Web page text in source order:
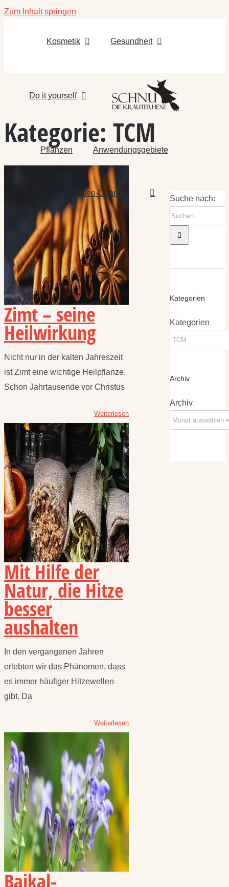
Zum Inhalt springen
Kosmetik Gesundheit
Do it yourself
Pflanzen Anwendungsgebiete
Video-Channel
Kategorie: TCM
Zimt – seine
Heilwirkung
Nicht nur in der kalten Jahreszeit
ist Zimt eine wichtige Heilpflanze.
Schon Jahrtausende vor Christus
Weiterlesen
Mit Hilfe der
Natur, die Hitze
besser
aushalten
In den vergangenen Jahren
erlebten wir das Phänomen, dass
es immer häufiger Hitzewellen
gibt. Da
Weiterlesen
Baikal-
Suche nach:
Kategorien
Kategorien
Archiv
Archiv